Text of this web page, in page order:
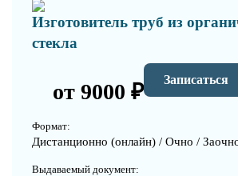
Изготовитель труб из
стекла
от 9000 ₽ Записаться
Формат:
Дистанционно (онлайн) / Очно /
Выдаваемый документ: